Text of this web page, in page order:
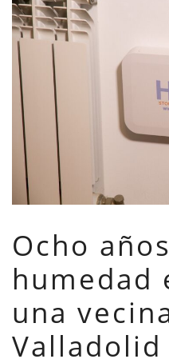
Ocho
humedad
una